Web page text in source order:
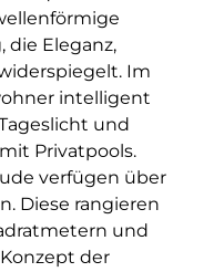
GmbH
die Eleganz,
Im
intelligent
und
Privatpools.
verfügen über
Diese rangieren
und
der